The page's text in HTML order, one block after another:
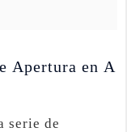
Apertura en A
serie de